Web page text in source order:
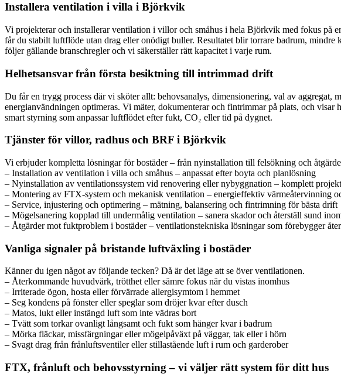
Installera ventilation i villa i Björkvik
Vi projekterar och installerar ventilation i villor och småhus i hela Björkvik med fokus på
får du stabilt luftflöde utan drag eller onödigt buller. Resultatet blir torrare badrum,
följer gällande branschregler och vi säkerställer rätt kapacitet i varje rum.
Helhetsansvar från första besiktning till intrimmad drift
Du får en trygg process där vi sköter allt: behovsanalys, dimensionering, val av
energianvändningen optimeras. Vi mäter, dokumenterar och fintrimmar på plats, och
smart styrning som anpassar luftflödet efter fukt, CO₂ eller tid på dygnet.
Tjänster för villor, radhus och BRF i Björkvik
Vi erbjuder kompletta lösningar för bostäder – från nyinstallation till felsökning och
– Installation av ventilation i villa och småhus – anpassat efter boyta och planlösning
– Nyinstallation av ventilationssystem vid renovering eller nybyggnation – komplett
– Montering av FTX-system och mekanisk ventilation – energieffektiv värmeåtervinning
– Service, injustering och optimering – mätning, balansering och fintrimning för bästa drift
– Mögelsanering kopplad till undermålig ventilation – sanera skador och återställ sund
– Åtgärder mot fuktproblem i bostäder – ventilationstekniska lösningar som förebygger
Vanliga signaler på bristande luftväxling i bostäder
Känner du igen något av följande tecken? Då är det läge att se över ventilationen.
– Återkommande huvudvärk, trötthet eller sämre fokus när du vistas inomhus
– Irriterade ögon, hosta eller förvärrade allergisymtom i hemmet
– Seg kondens på fönster eller speglar som dröjer kvar efter dusch
– Matos, lukt eller instängd luft som inte vädras bort
– Tvätt som torkar ovanligt långsamt och fukt som hänger kvar i badrum
– Mörka fläckar, missfärgningar eller mögelpåväxt på väggar, tak eller i hörn
– Svagt drag från frånluftsventiler eller stillastående luft i rum och garderober
FTX, frånluft och behovsstyrning – vi väljer rätt system för ditt hus